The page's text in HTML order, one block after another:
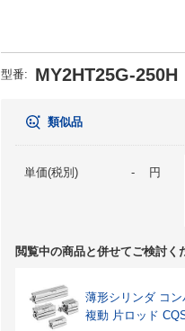
型番: MY2HT25G-250H
類似品
単価(税別) - 円
閲覧中の商品と併せてご検討く
薄形シリンダ コ
複動 片ロッド